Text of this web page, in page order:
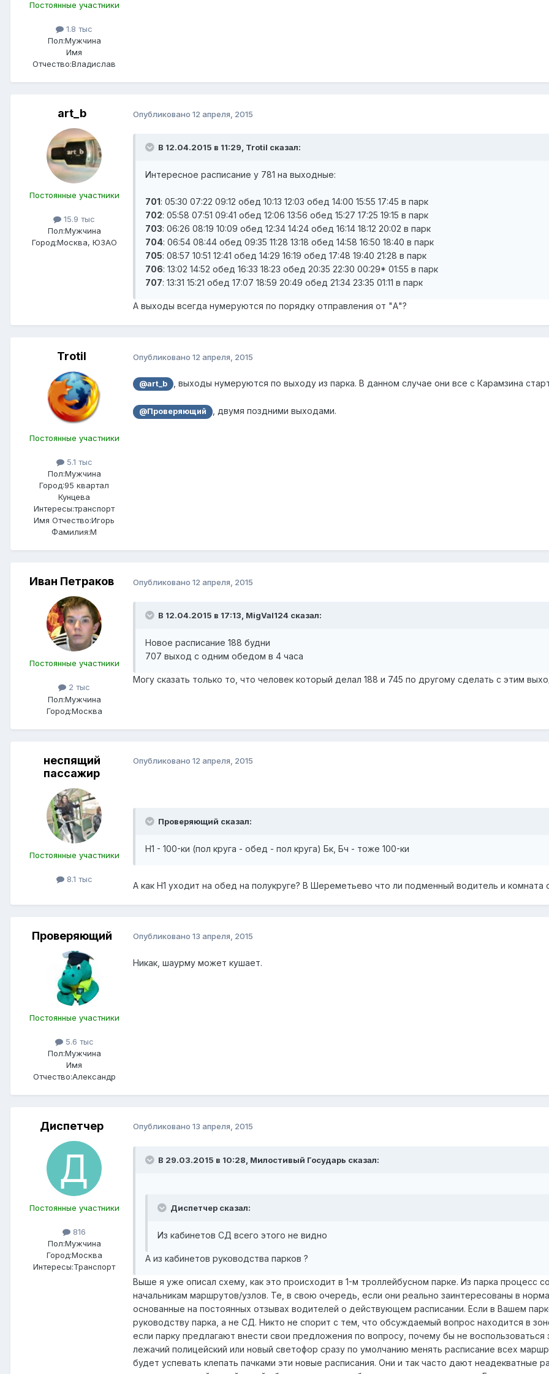
Постоянные участники
1.8 тыс
Пол:Мужчина
Имя
Отчество:Владислав
art_b
Постоянные участники
15.9 тыс
Пол:Мужчина
Город:Москва, ЮЗАО
Опубликовано 12 апреля, 2015
В 12.04.2015 в 11:29, Trotil сказал:
Интересное расписание у 781 на выходные:
701: 05:30 07:22 09:12 обед 10:13 12:03 обед 14:00 15:55 17:45 в парк
702: 05:58 07:51 09:41 обед 12:06 13:56 обед 15:27 17:25 19:15 в парк
703: 06:26 08:19 10:09 обед 12:34 14:24 обед 16:14 18:12 20:02 в парк
704: 06:54 08:44 обед 09:35 11:28 13:18 обед 14:58 16:50 18:40 в парк
705: 08:57 10:51 12:41 обед 14:29 16:19 обед 17:48 19:40 21:28 в парк
706: 13:02 14:52 обед 16:33 18:23 обед 20:35 22:30 00:29* 01:55 в парк
707: 13:31 15:21 обед 17:07 18:59 20:49 обед 21:34 23:35 01:11 в парк
А выходы всегда нумеруются по порядку отправления от "А"?
Trotil
Постоянные участники
5.1 тыс
Пол:Мужчина
Город:95 квартал
Кунцева
Интересы:транспорт
Имя Отчество:Игорь
Фамилия:М
Опубликовано 12 апреля, 2015
@art_b , выходы нумеруются по выходу из парка. В данном случае они все с Карамзина
@Проверяющий , двумя поздними выходами.
Иван Петраков
Постоянные участники
2 тыс
Пол:Мужчина
Город:Москва
Опубликовано 12 апреля, 2015
В 12.04.2015 в 17:13, MigVal124 сказал:
Новое расписание 188 будни
707 выход с одним обедом в 4 часа
Могу сказать только то, что человек который делал 188 и 745 по другому сделать с этим
неспящий
пассажир
Постоянные участники
8.1 тыс
Опубликовано 12 апреля, 2015
Проверяющий сказал:
Н1 - 100-ки (пол круга - обед - пол круга) Бк, Бч - тоже 100-ки
А как Н1 уходит на обед на полукруге? В Шереметьево что ли подменный водитель и
Проверяющий
Постоянные участники
5.6 тыс
Пол:Мужчина
Имя
Отчество:Александр
Опубликовано 13 апреля, 2015
Никак, шаурму может кушает.
Диспетчер
Постоянные участники
816
Пол:Мужчина
Город:Москва
Интересы:Транспорт
Опубликовано 13 апреля, 2015
В 29.03.2015 в 10:28, Милостивый Государь сказал:
Диспетчер сказал:
Из кабинетов СД всего этого не видно
А из кабинетов руководства парков ?
Выше я уже описал схему, как это происходит в 1-м троллейбусном парке. Из парка процесс
начальникам маршрутов/узлов. Те, в свою очередь, если они реально заинтересованы в
основанные на постоянных отзывах водителей о действующем расписании. Если в Вашем
руководству парка, а не СД. Никто не спорит с тем, что обсуждаемый вопрос находится в
если парку предлагают внести свои предложения по вопросу, почему бы не
лежачий полицейский или новый светофор сразу по умолчанию менять расписание всех
будет успевать клепать пачками эти новые расписания. Они и так часто дают неадекватные